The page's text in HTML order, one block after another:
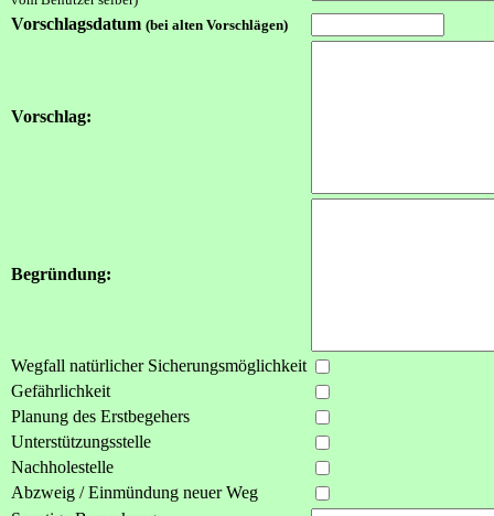
Vorschlagsdatum (bei alten Vorschlägen)
Vorschlag:
Begründung:
Wegfall natürlicher Sicherungsmöglichkeit
Gefährlichkeit
Planung des Erstbegehers
Unterstützungsstelle
Nachholestelle
Abzweig / Einmündung neuer Weg